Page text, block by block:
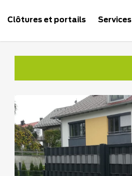
Clôtures et portails Services